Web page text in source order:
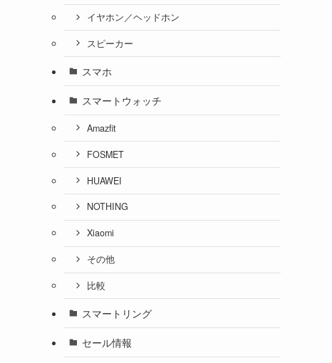
イヤホン／ヘッドホン
スピーカー
スマホ
スマートウォッチ
Amazfit
FOSMET
HUAWEI
NOTHING
Xiaomi
その他
比較
スマートリング
セール情報